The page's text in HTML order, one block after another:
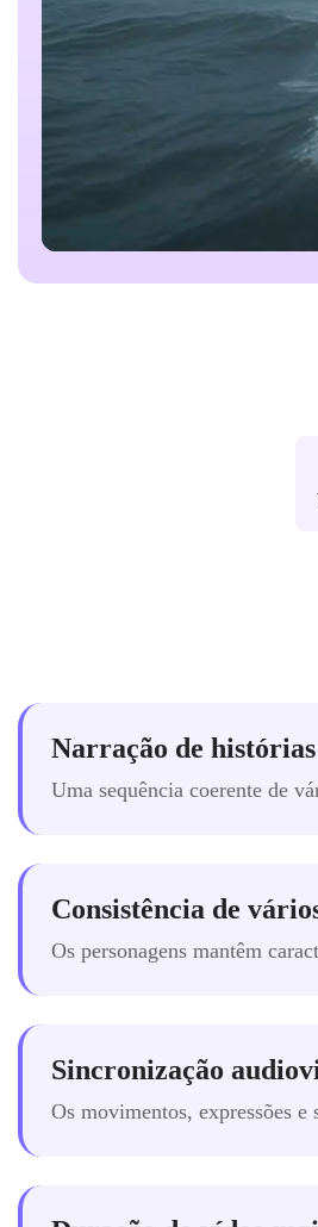
Narração de
Uma sequência coerente de
Consistência de
Os personagens mantêm
Sincronização
Os movimentos, expressões